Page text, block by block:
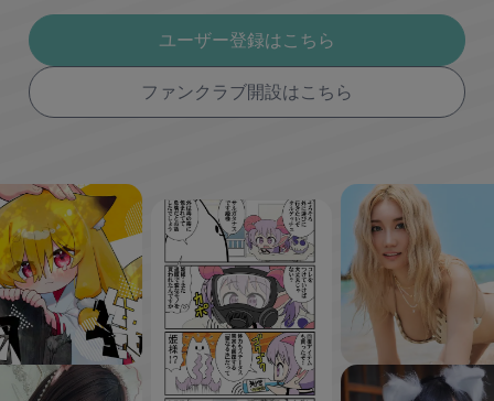
ユーザー登録はこちら
ファンクラブ開設はこちら